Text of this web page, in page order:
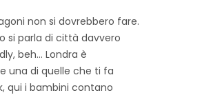
non si dovrebbero fare.
si parla di città davvero
beh… Londra è
una di quelle che ti fa
qui i bambini contano